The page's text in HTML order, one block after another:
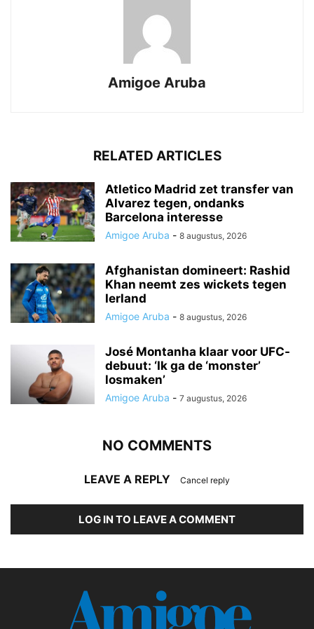
Amigoe Aruba
RELATED ARTICLES
Atletico Madrid zet transfer van
Alvarez tegen, ondanks
Barcelona interesse
Amigoe Aruba - 8 augustus, 2026
Afghanistan domineert: Rashid
Khan neemt zes wickets tegen
Ierland
Amigoe Aruba - 8 augustus, 2026
José Montanha klaar voor UFC-
debuut: ‘Ik ga de ‘monster’
losmaken’
Amigoe Aruba - 7 augustus, 2026
NO COMMENTS
LEAVE A REPLY Cancel reply
LOG IN TO LEAVE A COMMENT